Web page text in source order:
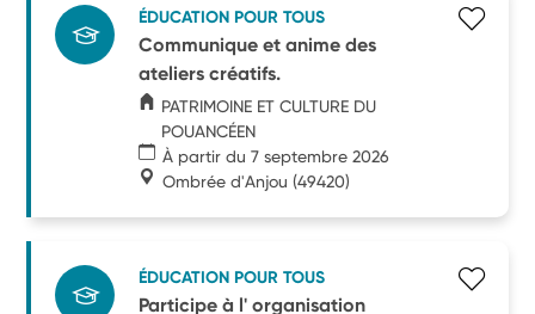
ÉDUCATION POUR TOUS
Communique et anime des
ateliers créatifs.
PATRIMOINE ET CULTURE DU
POUANCÉEN
À partir du 7 septembre 2026
Ombrée d'Anjou (49420)
ÉDUCATION POUR TOUS
Participe à l' organisation